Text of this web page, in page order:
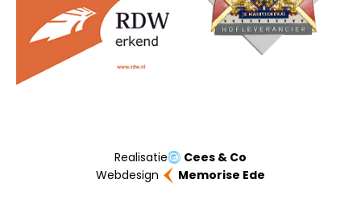
Realisatie
Cees & Co
Webdesign
Memorise Ede